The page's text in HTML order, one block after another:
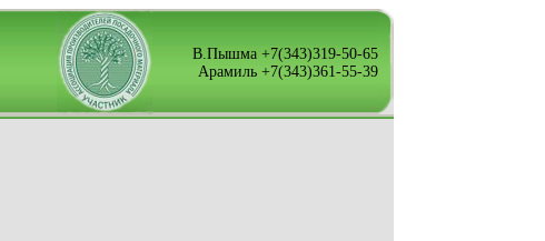
В.Пышма +7(343)319-50-65
Арамиль +7(343)361-55-39